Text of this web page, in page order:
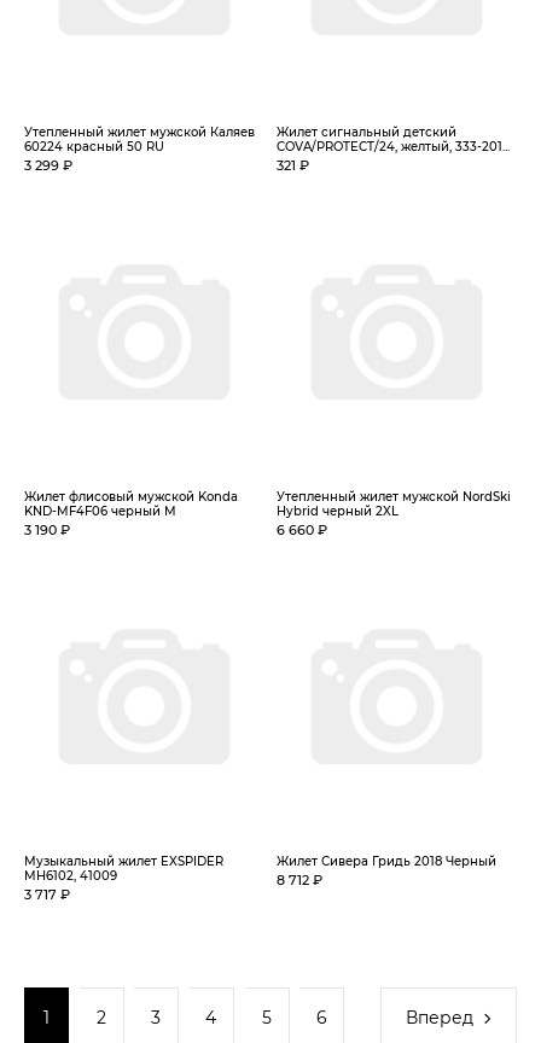
Утепленный жилет мужской Каляев
60224 красный 50 RU
3 299 ₽
Жилет сигнальный детский
COVA/PROTECT/24, желтый, 333-201...
321 ₽
Жилет флисовый мужской Konda
KND-MF4F06 черный M
3 190 ₽
Утепленный жилет мужской NordSki
Hybrid черный 2XL
6 660 ₽
Музыкальный жилет EXSPIDER
MH6102, 41009
3 717 ₽
Жилет Сивера Гридь 2018 Черный
8 712 ₽
1 2 3 4 5 6 Вперед